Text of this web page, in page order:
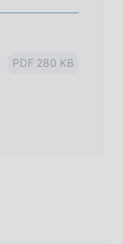
PDF 280 KB